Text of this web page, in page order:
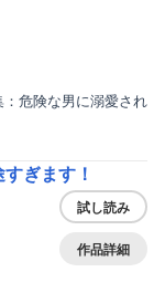
危険な男に溺愛され
ぎます！
試し読み
作品詳細